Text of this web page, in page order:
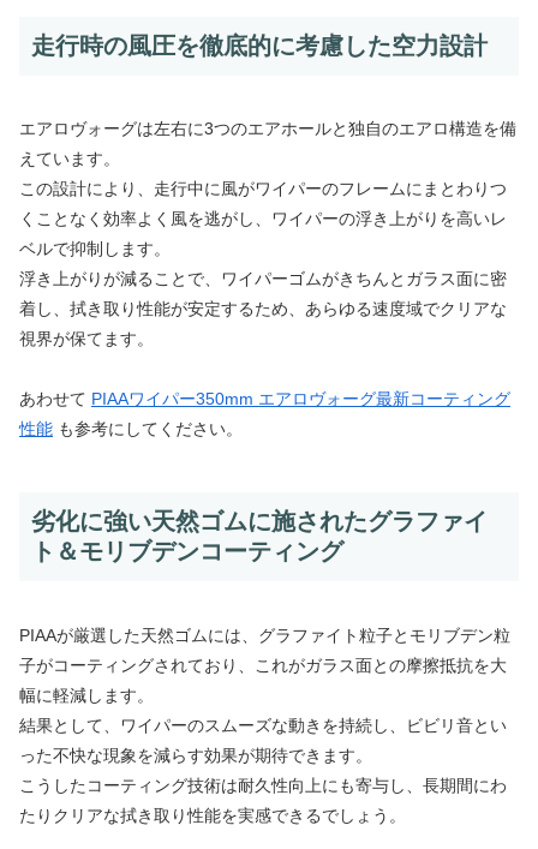
走行時の風圧を徹底的に考慮した空力設計
エアロヴォーグは左右に3つのエアホールと独自のエアロ構造を備
えています。
この設計により、走行中に風がワイパーのフレームにまとわりつ
くことなく効率よく風を逃がし、ワイパーの浮き上がりを高いレ
ベルで抑制します。
浮き上がりが減ることで、ワイパーゴムがきちんとガラス面に密
着し、拭き取り性能が安定するため、あらゆる速度域でクリアな
視界が保てます。
あわせて PIAAワイパー350mm エアロヴォーグ最新コーティング
性能 も参考にしてください。
劣化に強い天然ゴムに施されたグラファイ
ト＆モリブデンコーティング
PIAAが厳選した天然ゴムには、グラファイト粒子とモリブデン粒
子がコーティングされており、これがガラス面との摩擦抵抗を大
幅に軽減します。
結果として、ワイパーのスムーズな動きを持続し、ビビリ音とい
った不快な現象を減らす効果が期待できます。
こうしたコーティング技術は耐久性向上にも寄与し、長期間にわ
たりクリアな拭き取り性能を実感できるでしょう。